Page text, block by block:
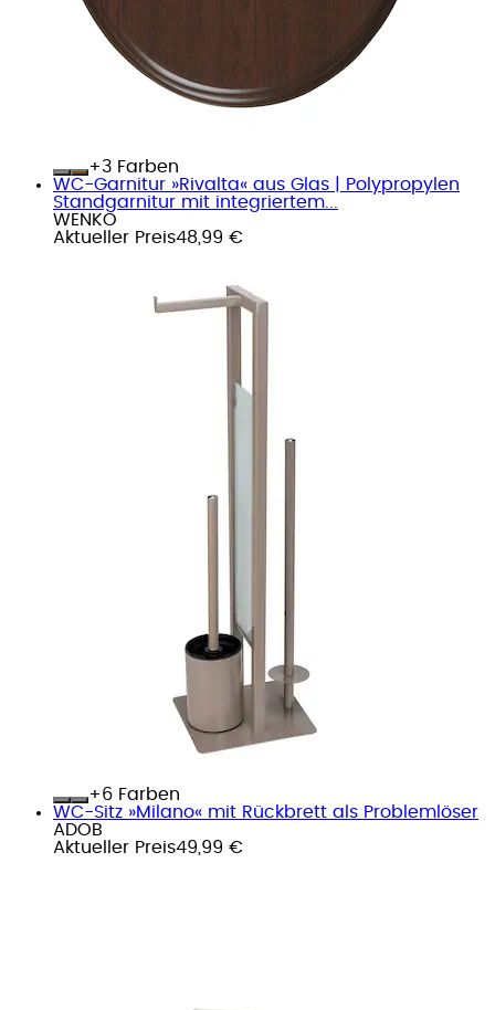
+
Farben
WC-Garnitur »Rivalta« aus Glas | Polypropylen
Standgarnitur mit integriertem...
WENKO
Aktueller Preis48,99 €
+
Farben
WC-Sitz »Milano« mit Rückbrett als Problemlöser
ADOB
Aktueller Preis49,99 €